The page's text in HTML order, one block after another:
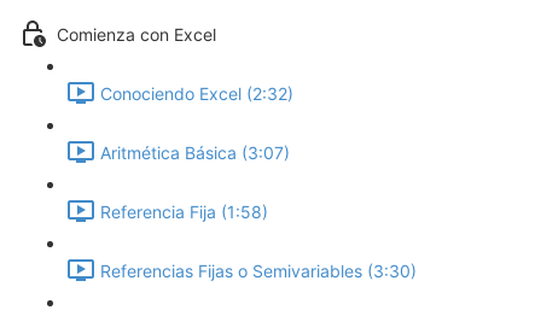
Comienza con Excel
Conociendo Excel (2:32)
Aritmética Básica (3:07)
Referencia Fija (1:58)
Referencias Fijas o Semivariables (3:30)